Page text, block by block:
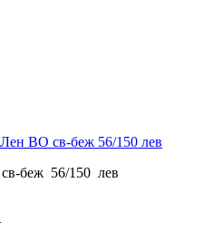
беж 56/150 лев